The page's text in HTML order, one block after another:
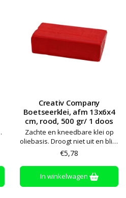
Creativ Company
Boetseerklei, afm 13x6x4
cm, rood, 500 gr/ 1 doos
Zachte en kneedbare klei op
oliebasis. Droogt niet uit en blijft
zacht. Alle kleuren kunnen
worden gemengd. Bewaren op
kamertemperatuur
€5,78
In winkelwagen